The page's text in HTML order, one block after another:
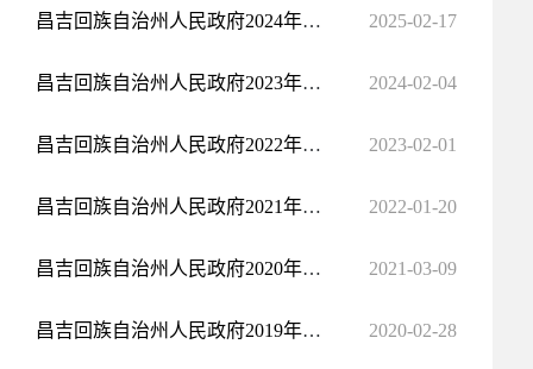
昌吉回族自治州人民政府2024年度政府信息公开年度报告 2025-02-17
昌吉回族自治州人民政府2023年度政府信息公开年度报告 2024-02-04
昌吉回族自治州人民政府2022年度政府信息公开年度报告 2023-02-01
昌吉回族自治州人民政府2021年度政府信息公开年度报告 2022-01-20
昌吉回族自治州人民政府2020年度政府信息公开年度报告 2021-03-09
昌吉回族自治州人民政府2019年度政府信息公开年度报告 2020-02-28